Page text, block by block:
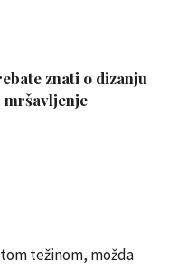
znati o dizanju
mršavljenje
težinom, možda